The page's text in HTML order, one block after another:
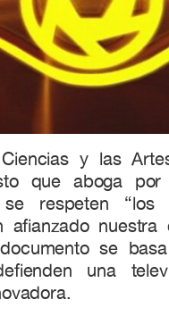
y las
que aboga
respeten “los
afianzado nuestra
se
una